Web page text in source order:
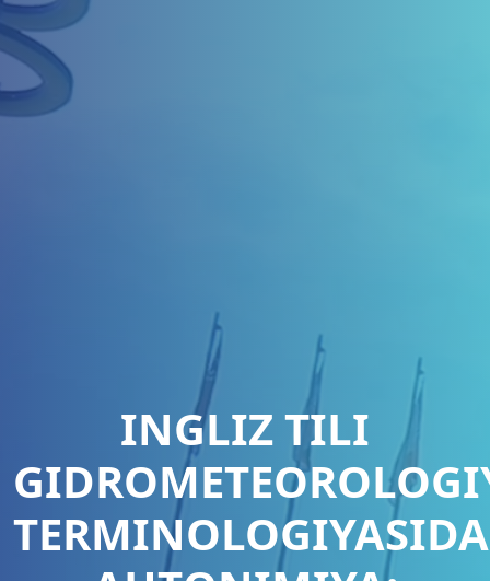
INGLIZ TILI
TERMINOLOGIYASIDA